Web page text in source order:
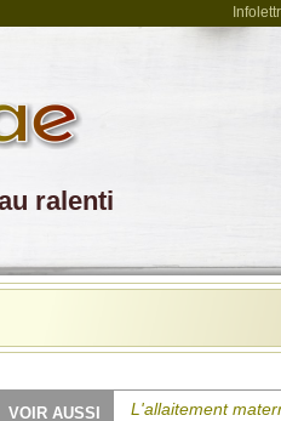
ralenti
L'allaitement